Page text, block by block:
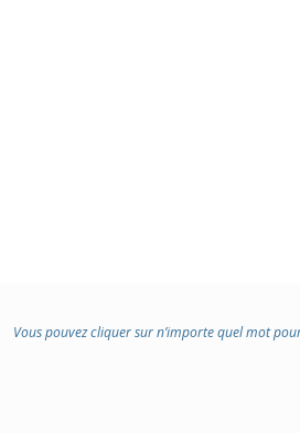
Vous pouvez cliquer sur n’importe quel mot